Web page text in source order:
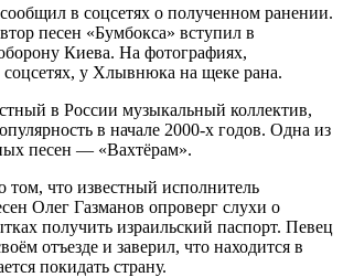
в соцсетях о полученном ранении.
песен «Бумбокса» вступил в
Киева. На фотографиях,
у Хлывнюка на щеке рана.
в России музыкальный коллектив,
в начале 2000-х годов. Одна из
песен — «Вахтёрам».
том, что известный исполнитель
Олег Газманов опроверг слухи о
получить израильский паспорт. Певец
отъезде и заверил, что находится в
покидать страну.